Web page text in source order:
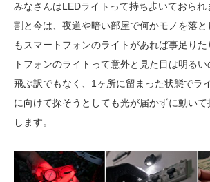
みなさんはLEDライトって持ち歩いておられ
割と今は、夜道や暗い部屋で何かモノを落
もスマートフォンのライトがあれば事足り
トフォンのライトって意外と見た目は明る
飛ぶ訳でもなく、1ヶ所に留まった状態でラ
に向けて探そうとしても光が届かずに動いて
します。